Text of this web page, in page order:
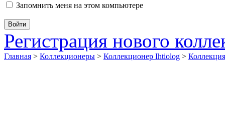
Запомнить меня на этом компьютере
Регистрация нового
Главная > Коллекционеры > Коллекционер Ihtiolog >